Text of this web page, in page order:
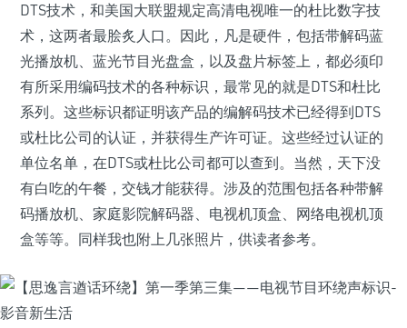
DTS技术，和美国大联盟规定高清电视唯一的杜比数字技
术，这两者最脍炙人口。因此，凡是硬件，包括带解码蓝
光播放机、蓝光节目光盘盒，以及盘片标签上，都必须印
有所采用编码技术的各种标识，最常见的就是DTS和杜比
系列。这些标识都证明该产品的编解码技术已经得到DTS
或杜比公司的认证，并获得生产许可证。这些经过认证的
单位名单，在DTS或杜比公司都可以查到。当然，天下没
有白吃的午餐，交钱才能获得。涉及的范围包括各种带解
码播放机、家庭影院解码器、电视机顶盒、网络电视机顶
盒等等。同样我也附上几张照片，供读者参考。